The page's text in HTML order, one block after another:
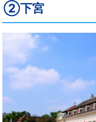
②下宮